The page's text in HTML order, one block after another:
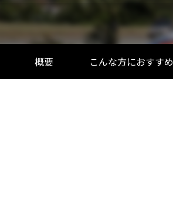
概要 こんな方におすすめ